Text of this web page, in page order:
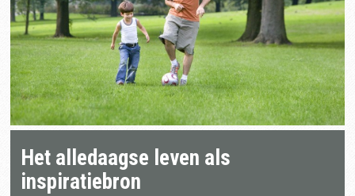
Het alledaagse leven als
inspiratiebron